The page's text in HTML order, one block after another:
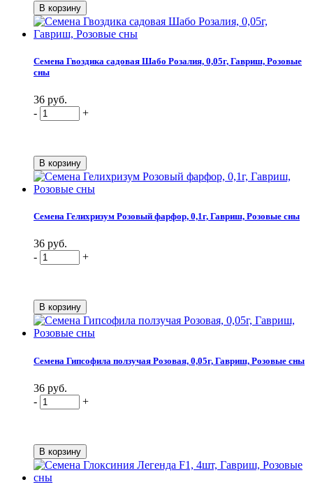
Семена Гвоздика садовая Шабо Розалия, 0,05г, Гавриш, Розовые
сны
36 руб.
-
+
Семена Гелихризум Розовый фарфор, 0,1г, Гавриш, Розовые сны
36 руб.
-
+
Семена Гипсофила ползучая Розовая, 0,05г, Гавриш, Розовые сны
36 руб.
-
+